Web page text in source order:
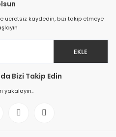
ücretsiz kaydedin, bizi takip etmeye
EKLE
Bizi Takip Edin
yakalayın..